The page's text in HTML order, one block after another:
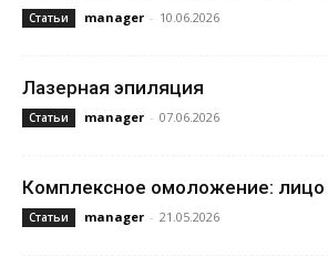
Статьи manager - 10.06.2026
Лазерная эпиляция
Статьи manager - 07.06.2026
Комплексное омоложение:
Статьи manager - 21.05.2026